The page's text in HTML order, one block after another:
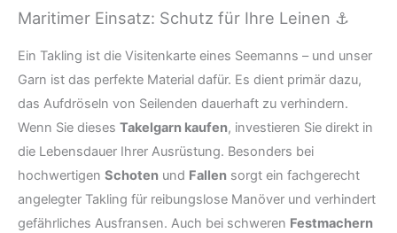
Maritimer Einsatz: Schutz für Ihre Leinen ⚓
Ein Takling ist die Visitenkarte eines Seemanns – und unser
Garn ist das perfekte Material dafür. Es dient primär dazu,
das Aufdröseln von Seilenden dauerhaft zu verhindern.
Wenn Sie dieses Takelgarn kaufen, investieren Sie direkt in
die Lebensdauer Ihrer Ausrüstung. Besonders bei
hochwertigen Schoten und Fallen sorgt ein fachgerecht
angelegter Takling für reibungslose Manöver und verhindert
gefährliches Ausfransen. Auch bei schweren Festmachern